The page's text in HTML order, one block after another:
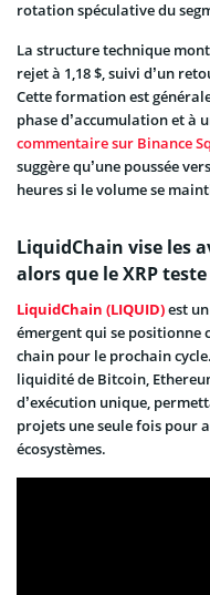
rotation spéculative du
La structure technique
rejet à 1,18 $, suivi d’un
Cette formation est
phase d’accumulation et à
commentaire sur Binance
suggère qu’une poussée
heures si le volume se
LiquidChain vise les
alors que le XRP
LiquidChain (LIQUID)est
émergent qui se positionne
chain pour le prochain
liquidité de Bitcoin,
d’exécution unique,
projets une seule fois pour
écosystèmes.